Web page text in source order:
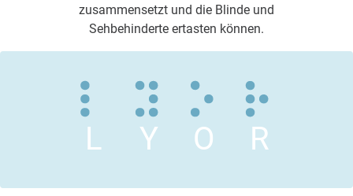
zusammensetzt und die Blinde und
Sehbehinderte ertasten können.
L Y O R